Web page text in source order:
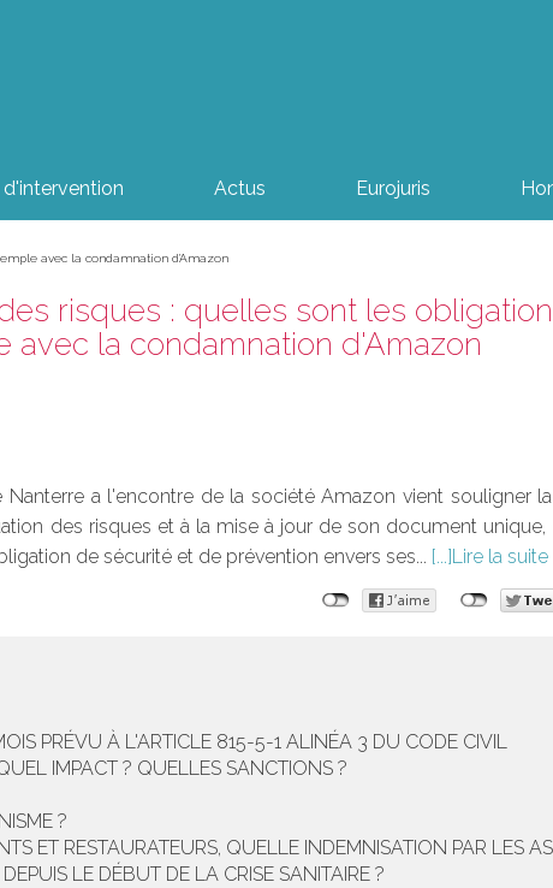
Actus Eurojuris
avec la condamnation d'Amazon
risques : quelles sont les
avec la condamnation d'Amazon
a l'encontre de la société Amazon vient souligner la
des risques et à la mise à jour de son document unique,
de sécurité et de prévention envers ses...
Lire la suite
PRÉVU À L'ARTICLE 815-5-1 ALINÉA 3 DU CODE CIVIL
IMPACT ? QUELLES SANCTIONS ?
?
ET RESTAURATEURS, QUELLE INDEMNISATION PAR LES
LE DÉBUT DE LA CRISE SANITAIRE ?